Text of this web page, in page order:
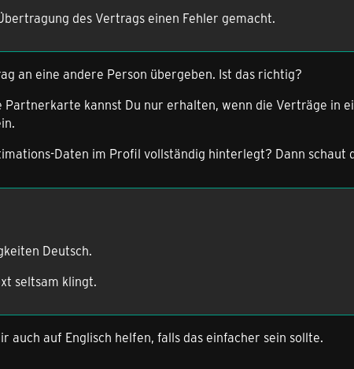
des Vertrags einen Fehler gemacht.
an eine andere Person übergeben. Ist das richtig?
Partnerkarte kannst Du nur erhalten, wenn die Verträge in
Daten im Profil vollständig hinterlegt? Dann schaut
Deutsch.
seltsam klingt.
auch auf Englisch helfen, falls das einfacher sein sollte.